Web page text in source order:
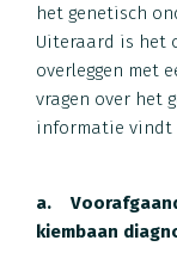
het genetisch
Uiteraard is het
overleggen met
vragen over het
informatie vindt
a.
kiembaan